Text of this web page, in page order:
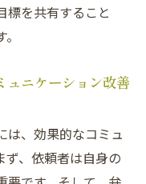
標を共有すること
ュニケーション改善
は、効果的なコミュ
ず、依頼者は自身の